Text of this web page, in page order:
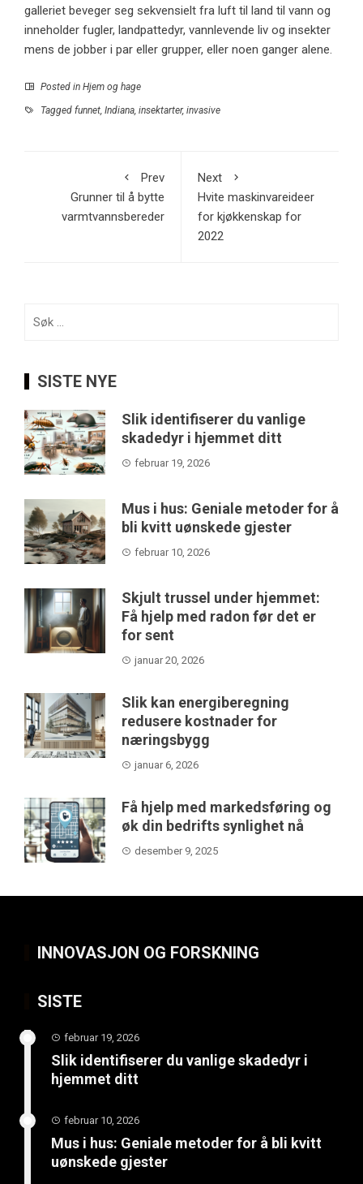
galleriet beveger seg sekvensielt fra luft til land til vann og
inneholder fugler, landpattedyr, vannlevende liv og insekter
mens de jobber i par eller grupper, eller noen ganger alene.
Posted in Hjem og hage
Tagged funnet, Indiana, insektarter, invasive
Prev
Grunner til å bytte
varmtvannsbereder
Next
Hvite maskinvareideer
for kjøkkenskap for
2022
SISTE NYE
Slik identifiserer du vanlige
skadedyr i hjemmet ditt
februar 19, 2026
Mus i hus: Geniale metoder for å
bli kvitt uønskede gjester
februar 10, 2026
Skjult trussel under hjemmet:
Få hjelp med radon før det er
for sent
januar 20, 2026
Slik kan energiberegning
redusere kostnader for
næringsbygg
januar 6, 2026
Få hjelp med markedsføring og
øk din bedrifts synlighet nå
desember 9, 2025
INNOVASJON OG FORSKNING
SISTE
februar 19, 2026
Slik identifiserer du vanlige skadedyr i
hjemmet ditt
februar 10, 2026
Mus i hus: Geniale metoder for å bli kvitt
uønskede gjester